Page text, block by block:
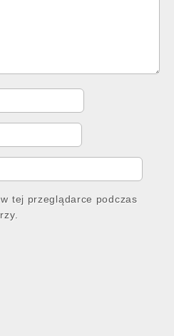
tej przeglądarce podczas